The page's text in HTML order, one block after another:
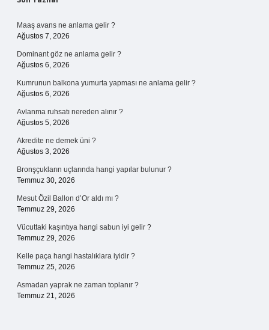
Sidebar
Maaş avans ne anlama gelir ?
Ağustos 7, 2026
Dominant göz ne anlama gelir ?
Ağustos 6, 2026
Kumrunun balkona yumurta yapması ne anlama gelir ?
Ağustos 6, 2026
Avlanma ruhsatı nereden alınır ?
Ağustos 5, 2026
Akredite ne demek üni ?
Ağustos 3, 2026
Bronşçukların uçlarında hangi yapılar bulunur ?
Temmuz 30, 2026
Mesut Özil Ballon d’Or aldı mı ?
Temmuz 29, 2026
Vücuttaki kaşıntıya hangi sabun iyi gelir ?
Temmuz 29, 2026
Kelle paça hangi hastalıklara iyidir ?
Temmuz 25, 2026
Asmadan yaprak ne zaman toplanır ?
Temmuz 21, 2026